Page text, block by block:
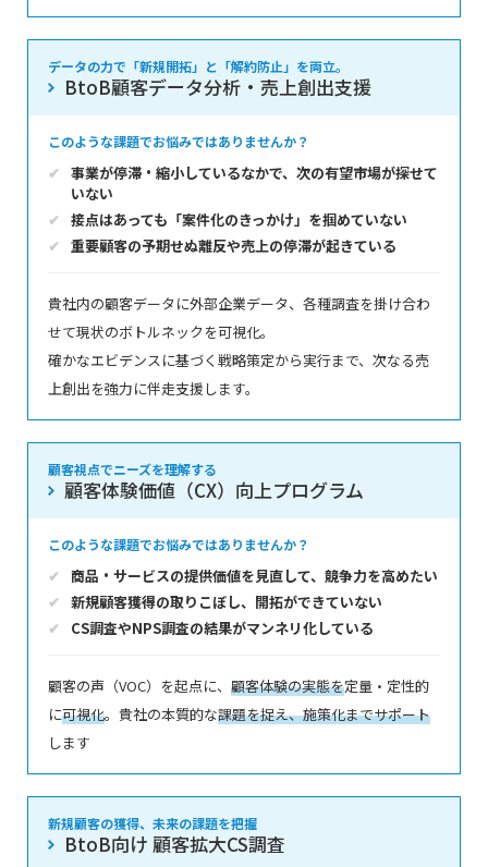
データの力で「新規開拓」と「解約防止」を両立。
BtoB顧客データ分析・売上創出支援
このような課題でお悩みではありませんか？
事業が停滞・縮小しているなかで、次の有望市場が探せて
いない
接点はあっても「案件化のきっかけ」を掴めていない
重要顧客の予期せぬ離反や売上の停滞が起きている
貴社内の顧客データに外部企業データ、各種調査を掛け合わ
せて現状のボトルネックを可視化。
確かなエビデンスに基づく戦略策定から実行まで、次なる売
上創出を強力に伴走支援します。
顧客視点でニーズを理解する
顧客体験価値（CX）向上プログラム
このような課題でお悩みではありませんか？
商品・サービスの提供価値を見直して、競争力を高めたい
新規顧客獲得の取りこぼし、開拓ができていない
CS調査やNPS調査の結果がマンネリ化している
顧客の声（VOC）を起点に、 顧客体験の実態を定量・定性的
に可視化。貴社の本質的な課題を捉え、施策化までサポート
します
新規顧客の獲得、未来の課題を把握
BtoB向け 顧客拡大CS調査